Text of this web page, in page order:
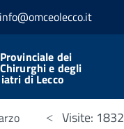
dei
e degli
di Lecco
trasparente
Visite: 1832